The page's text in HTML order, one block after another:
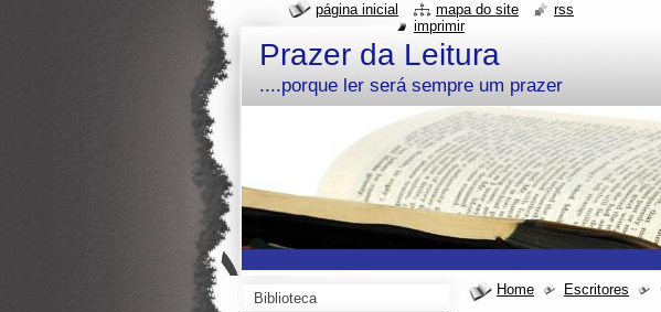
Prazer da Leitura
....porque ler será sempre um prazer
Home Escritores
Biblioteca
página inicial mapa do site
rss
imprimir